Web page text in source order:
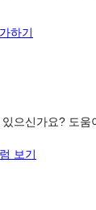
하기
있으신가요? 도움
보기